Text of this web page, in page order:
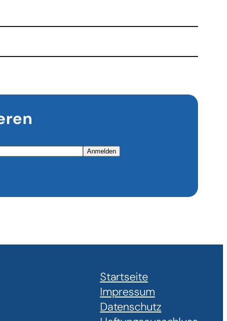
Anmelden
Startseite
Impressum
Datenschutz